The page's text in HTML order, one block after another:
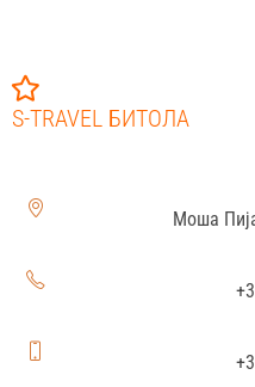
S-TRAVEL БИТОЛА
Моша